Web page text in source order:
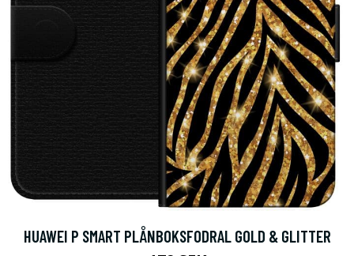
HUAWEI P SMART PLÅNBOKSFODRAL GOLD & GLITTER